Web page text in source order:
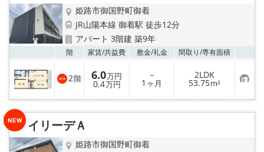
姫路市御国野町御着
JR山陽本線 御着駅 徒歩12分
アパート 3階建 築9年
階 家賃/共益費 敷金/礼金 間取り/専有面積
2階 6.0万円
0.4万円
－
1 ヶ月
2LDK
53.75m² お
気
に
り
イリーデＡ
姫路市御国野町御着